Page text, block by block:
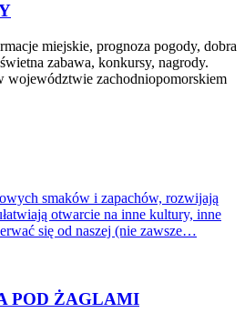
miejskie, prognoza pogody, dobra
zabawa, konkursy, nagrody.
województwie zachodniopomorskiem
smaków i zapachów, rozwijają
otwarcie na inne kultury, inne
się od naszej (nie zawsze…
POD ŻAGLAMI